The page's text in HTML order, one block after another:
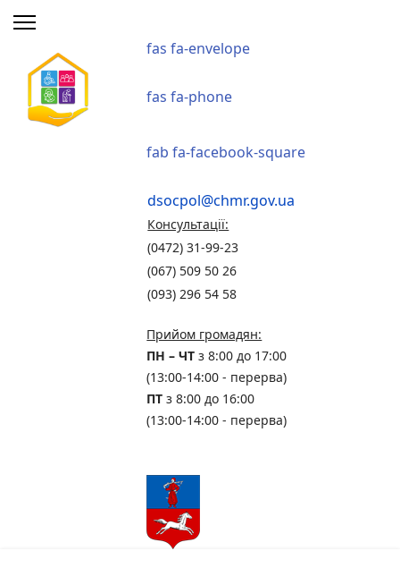
fas fa-envelope
fas fa-phone
fab fa-facebook-square
dsocpol@chmr.gov.ua
Консультації:
(0472) 31-99-23
(067) 509 50 26
(093) 296 54 58
Прийом громадян:
ПН – ЧТ з 8:00 до 17:00
(13:00-14:00 - перерва)
ПТ з 8:00 до 16:00
(13:00-14:00 - перерва)